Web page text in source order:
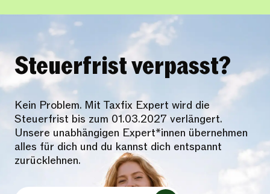
Steuerfrist verpasst?
Kein Problem. Mit Taxfix Expert wird die
Steuerfrist bis zum 01.03.2027 verlängert.
Unsere unabhängigen Expert*innen übernehmen
alles für dich und du kannst dich entspannt
zurücklehnen.